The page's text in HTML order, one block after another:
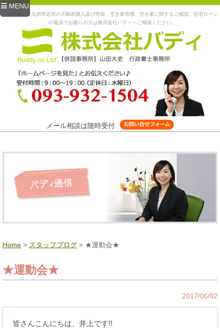
MENU
福岡県、北九州市近郊の不動産購入及び売却、空き家管理、空き家に関するご相談、住宅ローン
の返済でお困りの方は株式会社バディへご相談ください。
メール相談は随時受付
Home > スタッフブログ > ★運動会★
★運動会★
2017/06/02
皆さんこんにちは、井上です!!